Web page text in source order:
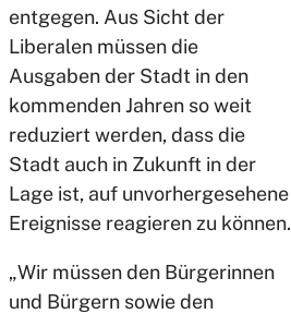
entgegen. Aus Sicht der
Liberalen müssen die
Ausgaben der Stadt in den
kommenden Jahren so weit
reduziert werden, dass die
Stadt auch in Zukunft in der
Lage ist, auf unvorhergesehene
Ereignisse reagieren zu können.
„Wir müssen den Bürgerinnen
und Bürgern sowie den